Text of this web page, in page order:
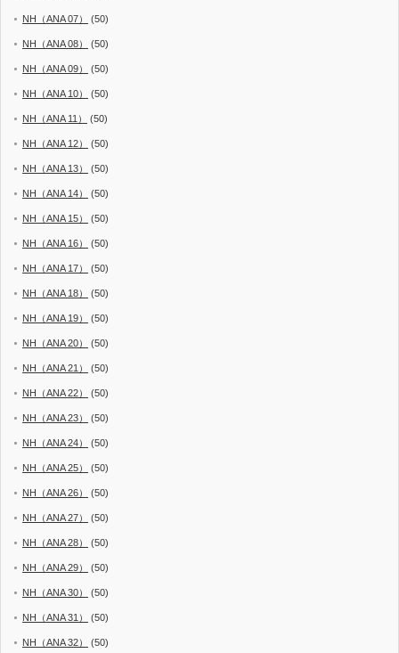
NH（ANA 07） (50)
NH（ANA 08） (50)
NH（ANA 09） (50)
NH（ANA 10） (50)
NH（ANA 11） (50)
NH（ANA 12） (50)
NH（ANA 13） (50)
NH（ANA 14） (50)
NH（ANA 15） (50)
NH（ANA 16） (50)
NH（ANA 17） (50)
NH（ANA 18） (50)
NH（ANA 19） (50)
NH（ANA 20） (50)
NH（ANA 21） (50)
NH（ANA 22） (50)
NH（ANA 23） (50)
NH（ANA 24） (50)
NH（ANA 25） (50)
NH（ANA 26） (50)
NH（ANA 27） (50)
NH（ANA 28） (50)
NH（ANA 29） (50)
NH（ANA 30） (50)
NH（ANA 31） (50)
NH（ANA 32） (50)